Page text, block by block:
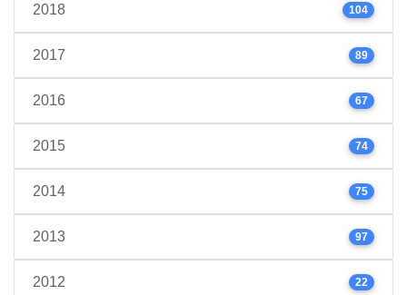
2018 104
2017 89
2016 67
2015 74
2014 75
2013 97
2012 22